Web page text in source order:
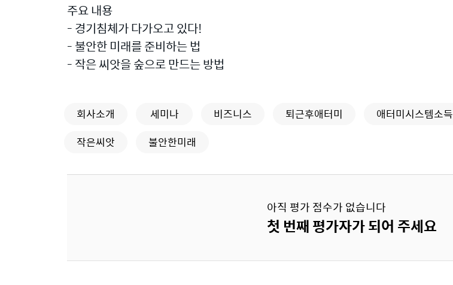
주요 내용
- 경기침체가 다가오고 있다!
- 불안한 미래를 준비하는 법
- 작은 씨앗을 숲으로 만드는 방법
회사소개 세미나 비즈니스 퇴근후애터미 애터미시스템소득
작은씨앗
불안한미래
아직 평가 점수가 없습니다
첫 번째 평가자가 되어 주세요